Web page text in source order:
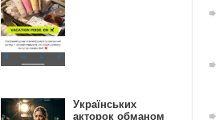
Українських
акторок обманом